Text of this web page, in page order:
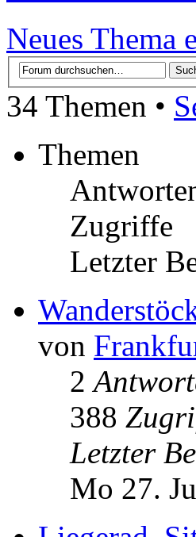
Neues Thema
34 Themen •
Themen
Zugriffe
Letzter
von
2
388
Letzter
Mo 27.